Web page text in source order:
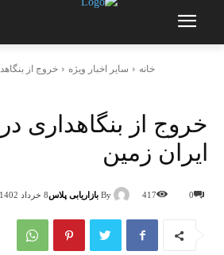
خانه سایر اخبار ویژه خروج از
خروج از بنگاهداری
ایران زمین
By بازاریابی پلاس8 خرداد 1402 0
417